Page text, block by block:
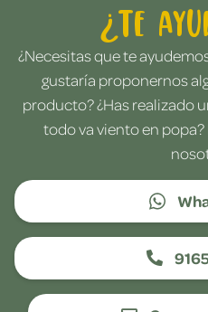
¿Te
¿Necesitas que te
gustaría proponernos
producto? ¿Has realizado
todo va viento en